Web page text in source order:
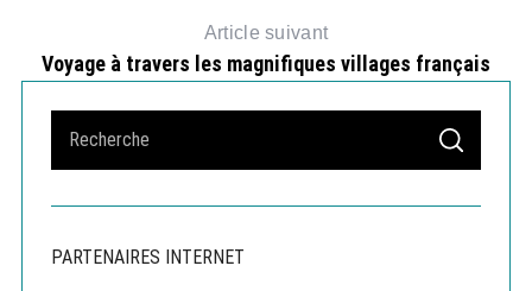
Article suivant
Voyage à travers les magnifiques villages français
a
r
h
S
A
C
PARTENAIRES INTERNET